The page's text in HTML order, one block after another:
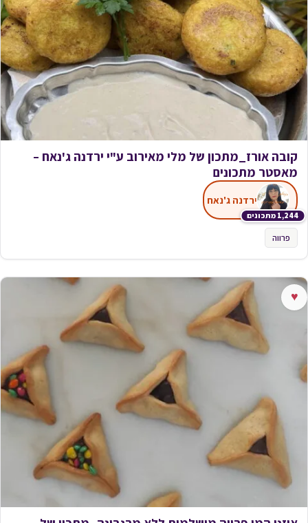
קובה אורז_מתכון של מלי מאירוב ע"י ירדנה ג'נאח –
מאסטר מתכונים
1,244 מתכונים
ירדנה ג'נאח
פרווה
♥